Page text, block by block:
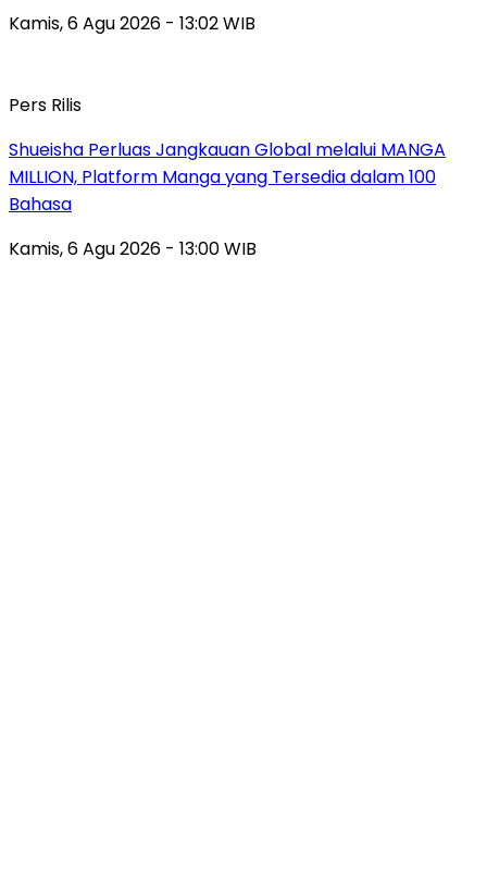
Kamis, 6 Agu 2026 - 13:02 WIB
Pers Rilis
Shueisha Perluas Jangkauan Global melalui MANGA
MILLION, Platform Manga yang Tersedia dalam 100
Bahasa
Kamis, 6 Agu 2026 - 13:00 WIB